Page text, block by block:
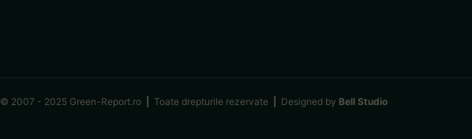
© 2007 - 2025 Green-Report.ro Toate drepturile rezervate Designed by Bell Studio